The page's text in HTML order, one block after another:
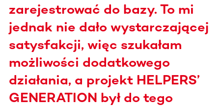
zarejestrować do bazy. To mi
jednak nie dało wystarczającej
satysfakcji, więc szukałam
możliwości dodatkowego
działania, a projekt HELPERS’
GENERATION był do tego